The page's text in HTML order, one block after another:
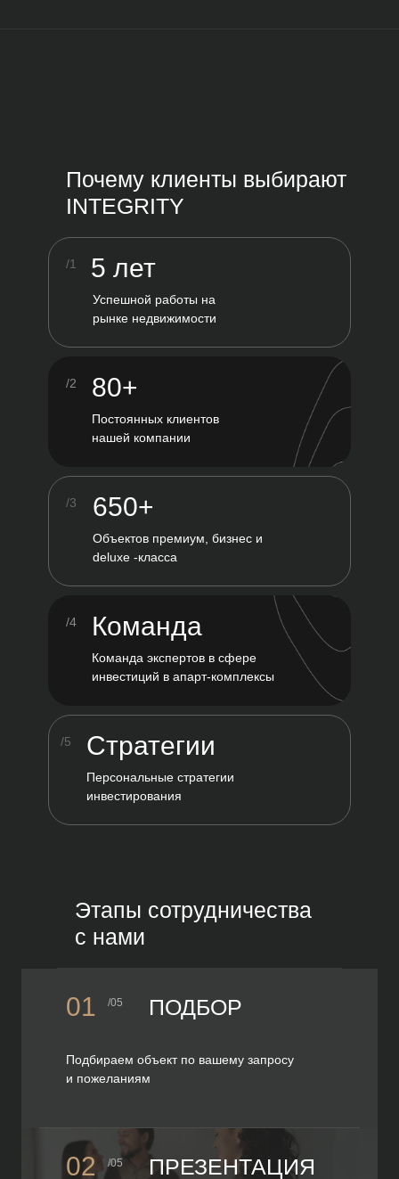
Почему клиенты выбирают
INTEGRITY
/1 5 лет
Успешной работы на
рынке недвижимости
/4 Команда
Команда экспертов в сфере
инвестиций в апарт-комплексы
/5 Стратегии
Персональные стратегии
инвестирования
/2 80+
Постоянных клиентов
нашей компании
/3 650+
Объектов премиум, бизнес и
deluxe -класса
Этапы сотрудничества
с нами
Подбираем объект по вашему запросу
и пожеланиям
/05
02
01 /05
ПРЕЗЕНТАЦИЯ
ПОДБОР